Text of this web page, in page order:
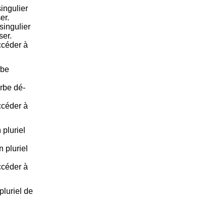
à
dé-
à
pluriel
pluriel
à
de